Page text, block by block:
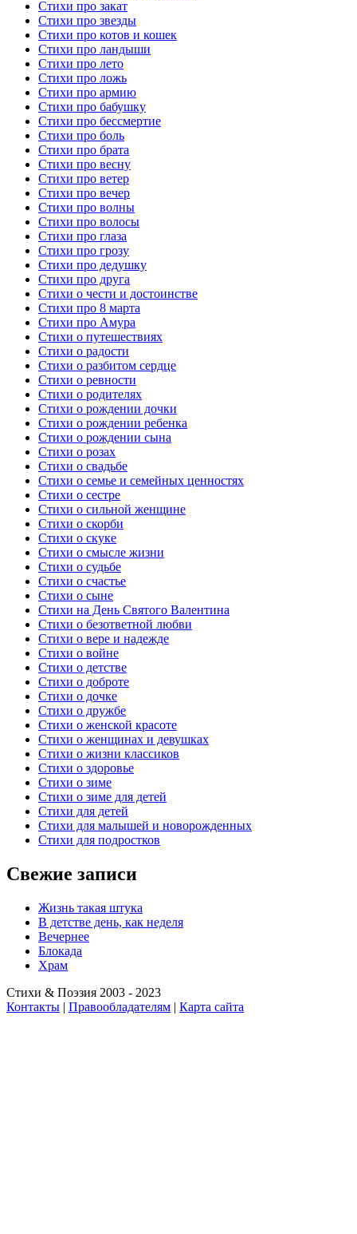
Стихи про закат
Стихи про звезды
Стихи про котов и кошек
Стихи про ландыши
Стихи про лето
Стихи про ложь
Стихи про армию
Стихи про бабушку
Стихи про бессмертие
Стихи про боль
Стихи про брата
Стихи про весну
Стихи про ветер
Стихи про вечер
Стихи про волны
Стихи про волосы
Стихи про глаза
Стихи про грозу
Стихи про дедушку
Стихи про друга
Стихи о чести и достоинстве
Стихи про 8 марта
Стихи про Амура
Стихи о путешествиях
Стихи о радости
Стихи о разбитом сердце
Стихи о ревности
Стихи о родителях
Стихи о рождении дочки
Стихи о рождении ребенка
Стихи о рождении сына
Стихи о розах
Стихи о свадьбе
Стихи о семье и семейных ценностях
Стихи о сестре
Стихи о сильной женщине
Стихи о скорби
Стихи о скуке
Стихи о смысле жизни
Стихи о судьбе
Стихи о счастье
Стихи о сыне
Стихи на День Святого Валентина
Стихи о безответной любви
Стихи о вере и надежде
Стихи о войне
Стихи о детстве
Стихи о доброте
Стихи о дочке
Стихи о дружбе
Стихи о женской красоте
Стихи о женщинах и девушках
Стихи о жизни классиков
Стихи о здоровье
Стихи о зиме
Стихи о зиме для детей
Стихи для детей
Стихи для малышей и новорожденных
Стихи для подростков
Свежие записи
Жизнь такая штука
В детстве день, как неделя
Вечернее
Блокада
Храм
Стихи & Поэзия 2003 - 2023
Контакты | Правообладателям | Карта сайта